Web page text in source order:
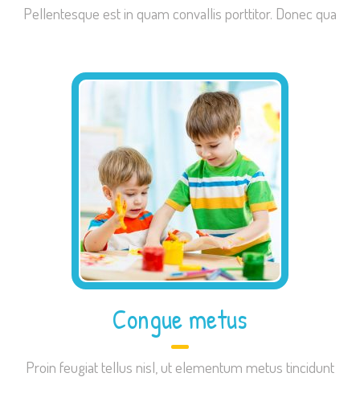
Pellentesque est in quam convallis porttitor. Donec qua
Congue metus
Proin feugiat tellus nisl, ut elementum metus tincidunt